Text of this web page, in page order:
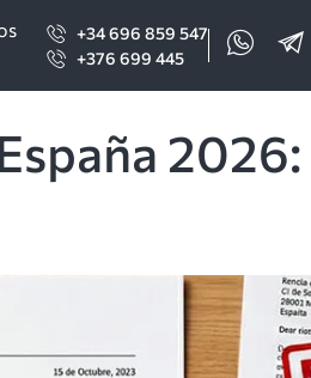
+34 696 859 547
+376 699 445